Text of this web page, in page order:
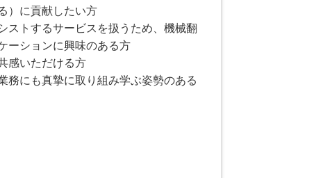
）に貢献したい方
ストするサービスを扱うため、機械翻
ーションに興味のある方
感いただける方
務にも真摯に取り組み学ぶ姿勢のある